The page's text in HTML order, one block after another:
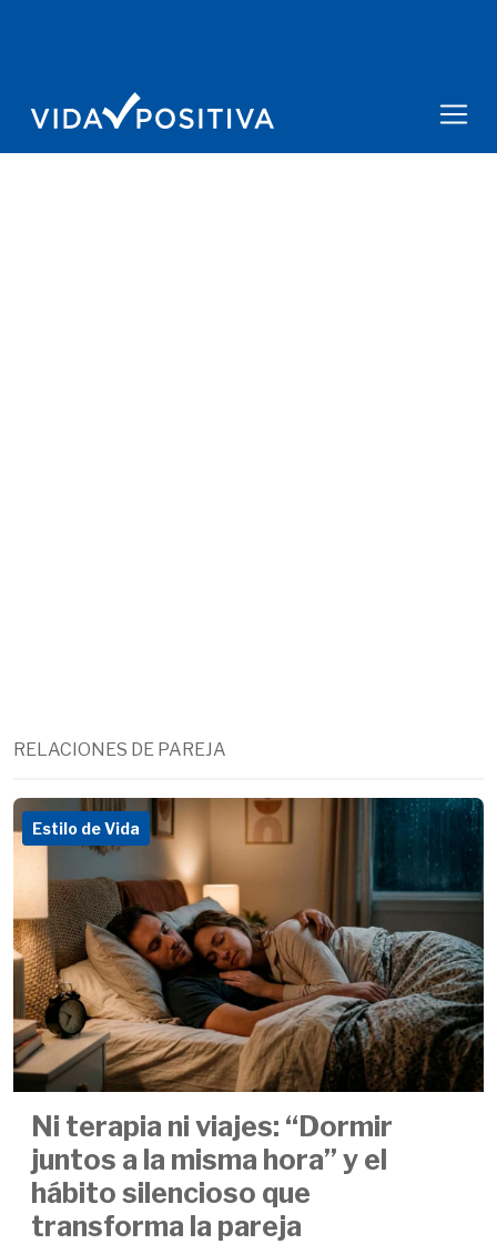
RELACIONES DE PAREJA
Estilo de Vida
Ni terapia ni viajes: “Dormir
juntos a la misma hora” y el
hábito silencioso que
transforma la pareja